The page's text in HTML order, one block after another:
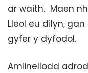
ar waith. Maen
Lleol eu dilyn,
gyfer y dyfodol.
Amlinellodd